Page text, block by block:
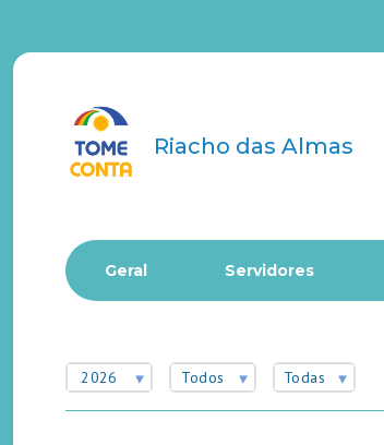
Riacho das Almas
Geral Servidores
2026 Todos Todas